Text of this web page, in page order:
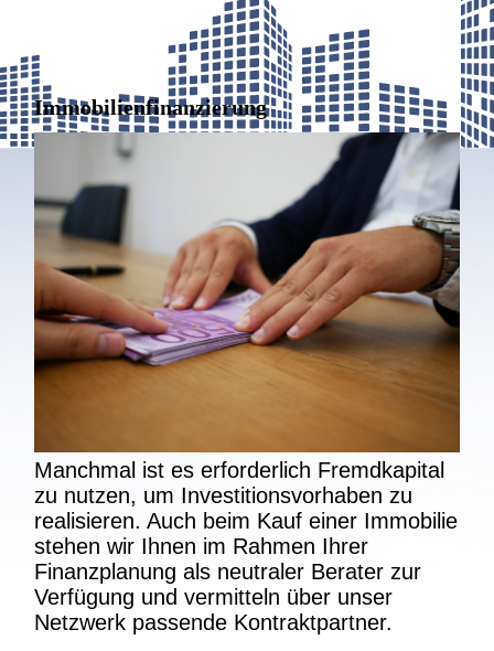
Immobilienfinanzierung
Manchmal ist es erforderlich Fremdkapital
zu nutzen, um Investitionsvorhaben zu
realisieren. Auch beim Kauf einer Immobilie
stehen wir Ihnen im Rahmen Ihrer
Finanzplanung als neutraler Berater zur
Verfügung und vermitteln über unser
Netzwerk passende Kontraktpartner.